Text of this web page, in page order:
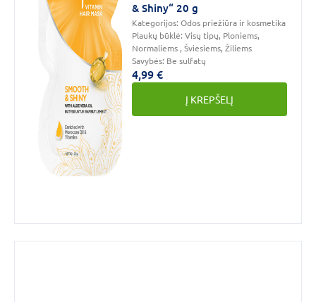
& Shiny“ 20 g
Kategorijos:Odos priežiūra ir kosmetika
Plaukų būklė:Visų tipų, Ploniems,
Normaliems , Šviesiems, Žiliems
Savybės: Be sulfatų
4,99 €
Į KREPŠELĮ